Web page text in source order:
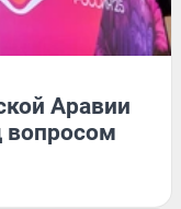
Аравии
вопросом